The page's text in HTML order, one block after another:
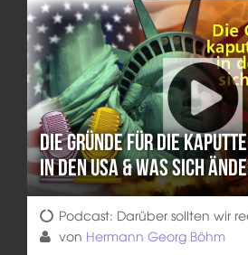
Die Gründe für die
in den USA & was sich
Podcast: Darüber sollten wir
von Hermann Georg Böhm